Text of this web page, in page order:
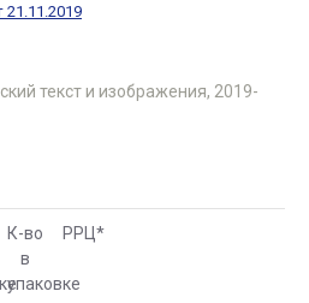
текст и изображения, 2019-
К-во
в
упаковке
РРЦ*